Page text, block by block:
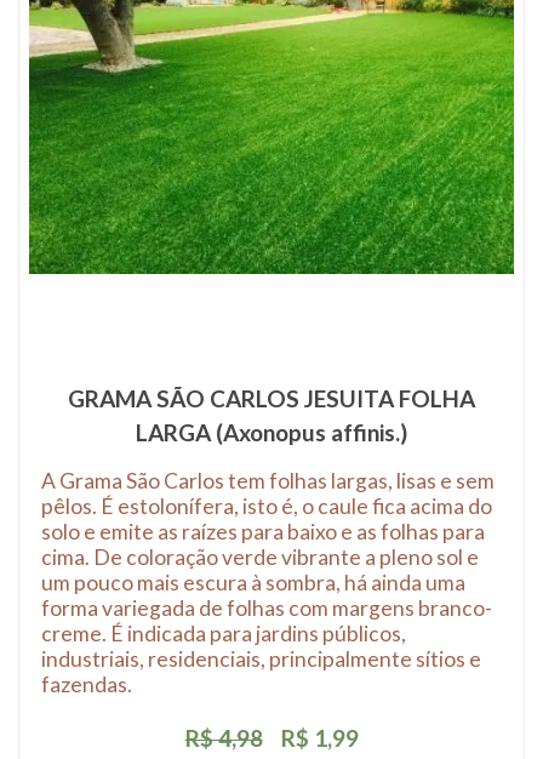
GRAMA SÃO CARLOS JESUITA FOLHA
LARGA (Axonopus affinis.)
A Grama São Carlos tem folhas largas, lisas e sem
pêlos. É estolonífera, isto é, o caule fica acima do
solo e emite as raízes para baixo e as folhas para
cima. De coloração verde vibrante a pleno sol e
um pouco mais escura à sombra, há ainda uma
forma variegada de folhas com margens branco-
creme. É indicada para jardins públicos,
industriais, residenciais, principalmente sítios e
fazendas.
R$ 4,98 R$ 1,99